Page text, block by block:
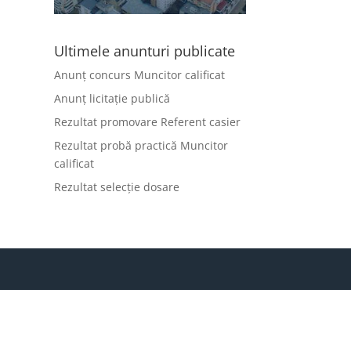
Ultimele anunturi publicate
Anunț concurs Muncitor calificat
Anunț licitație publică
Rezultat promovare Referent casier
Rezultat probă practică Muncitor
calificat
Rezultat selecție dosare